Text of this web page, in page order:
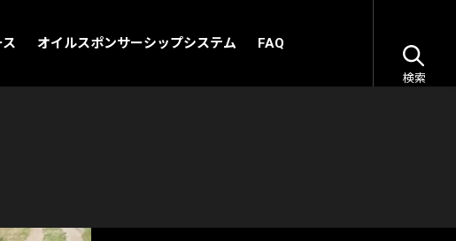
ス オイルスポンサーシップシステム FAQ
検索